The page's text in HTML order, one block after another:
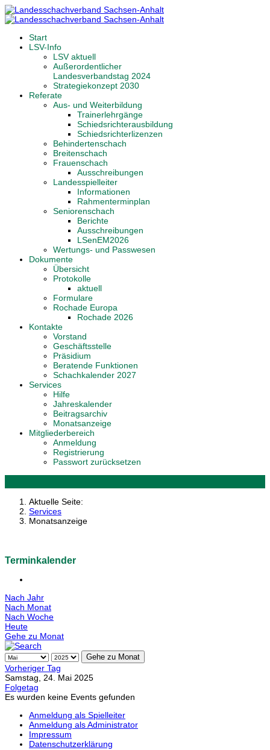
Start
LSV-Info
LSV aktuell
Außerordentlicher
Landesverbandstag 2024
Strategiekonzept 2030
Referate
Aus- und Weiterbildung
Trainerlehrgänge
Schiedsrichterausbildung
Schiedsrichterlizenzen
Behindertenschach
Breitenschach
Frauenschach
Ausschreibungen
Landesspielleiter
Informationen
Rahmenterminplan
Seniorenschach
Berichte
Ausschreibungen
LSenEM2026
Wertungs- und Passwesen
Dokumente
Übersicht
Protokolle
aktuell
Formulare
Rochade Europa
Rochade 2026
Kontakte
Vorstand
Geschäftsstelle
Präsidium
Beratende Funktionen
Schachkalender 2027
Services
Hilfe
Jahreskalender
Beitragsarchiv
Monatsanzeige
Mitgliederbereich
Anmeldung
Registrierung
Passwort zurücksetzen
Aktuelle Seite:
Services
Monatsanzeige
Terminkalender
Nach Jahr
Nach Monat
Nach Woche
Heute
Gehe zu Monat
Gehe zu Monat
Vorheriger Tag
Samstag, 24. Mai 2025
Folgetag
Es wurden keine Events gefunden
Anmeldung als Spielleiter
Anmeldung als Administrator
Impressum
Datenschutzerklärung